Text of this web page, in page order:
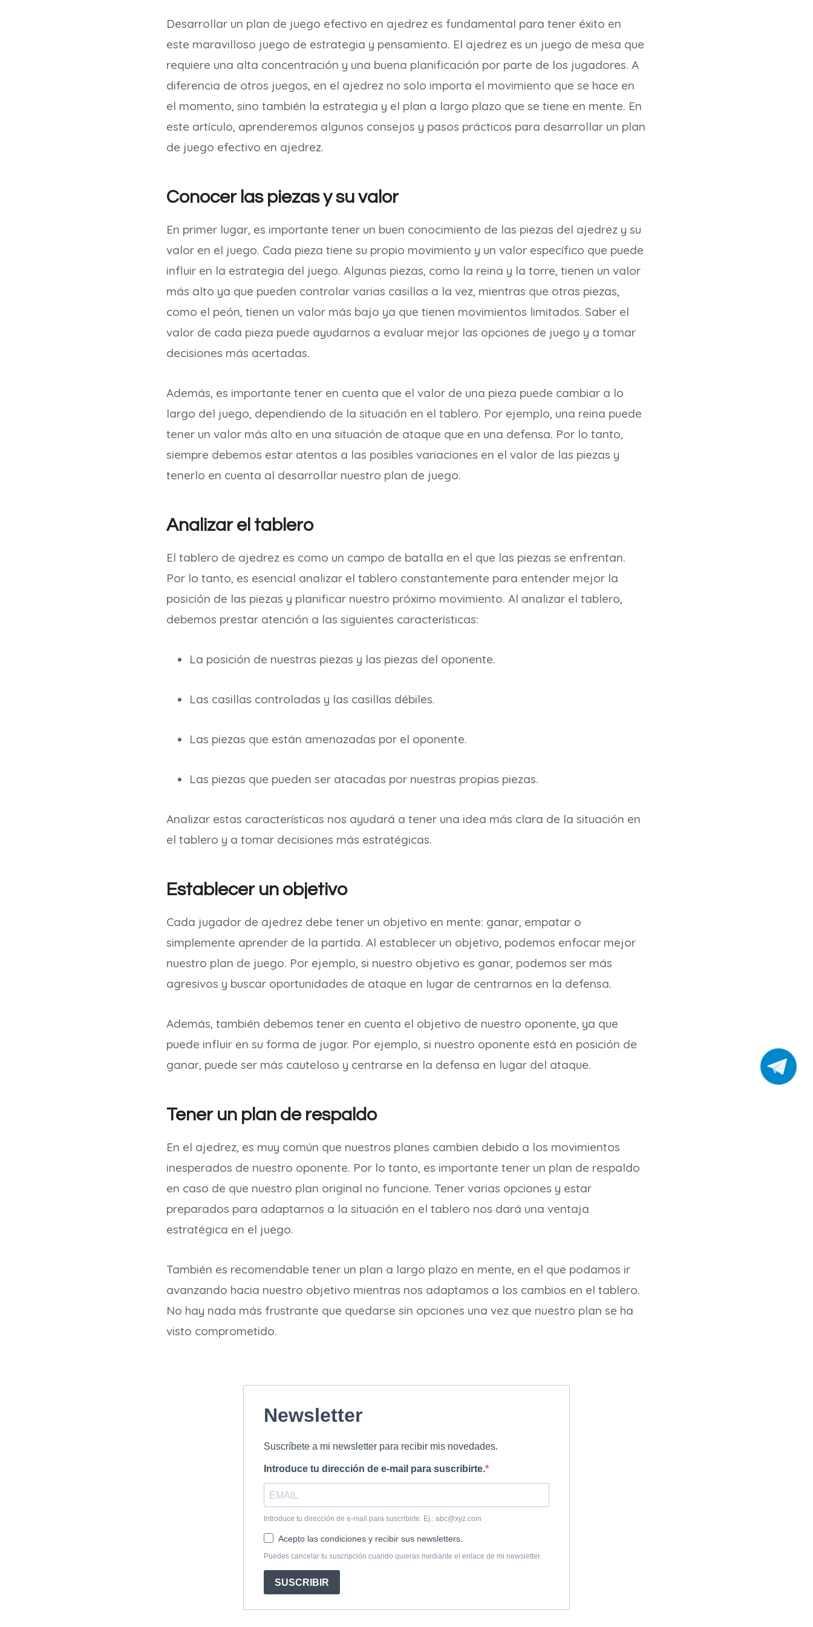
Desarrollar un plan de juego efectivo en ajedrez es fundamental para tener éxito en
este maravilloso juego de estrategia y pensamiento. El ajedrez es un juego de mesa que
requiere una alta concentración y una buena planificación por parte de los jugadores. A
diferencia de otros juegos, en el ajedrez no solo importa el movimiento que se hace en
el momento, sino también la estrategia y el plan a largo plazo que se tiene en mente. En
este artículo, aprenderemos algunos consejos y pasos prácticos para desarrollar un plan
de juego efectivo en ajedrez.
Conocer las piezas y su valor
En primer lugar, es importante tener un buen conocimiento de las piezas del ajedrez y su
valor en el juego. Cada pieza tiene su propio movimiento y un valor específico que puede
influir en la estrategia del juego. Algunas piezas, como la reina y la torre, tienen un valor
más alto ya que pueden controlar varias casillas a la vez, mientras que otras piezas,
como el peón, tienen un valor más bajo ya que tienen movimientos limitados. Saber el
valor de cada pieza puede ayudarnos a evaluar mejor las opciones de juego y a tomar
decisiones más acertadas.
Además, es importante tener en cuenta que el valor de una pieza puede cambiar a lo
largo del juego, dependiendo de la situación en el tablero. Por ejemplo, una reina puede
tener un valor más alto en una situación de ataque que en una defensa. Por lo tanto,
siempre debemos estar atentos a las posibles variaciones en el valor de las piezas y
tenerlo en cuenta al desarrollar nuestro plan de juego.
Analizar el tablero
El tablero de ajedrez es como un campo de batalla en el que las piezas se enfrentan.
Por lo tanto, es esencial analizar el tablero constantemente para entender mejor la
posición de las piezas y planificar nuestro próximo movimiento. Al analizar el tablero,
debemos prestar atención a las siguientes características:
La posición de nuestras piezas y las piezas del oponente.
Las casillas controladas y las casillas débiles.
Las piezas que están amenazadas por el oponente.
Las piezas que pueden ser atacadas por nuestras propias piezas.
Analizar estas características nos ayudará a tener una idea más clara de la situación en
el tablero y a tomar decisiones más estratégicas.
Establecer un objetivo
Cada jugador de ajedrez debe tener un objetivo en mente: ganar, empatar o
simplemente aprender de la partida. Al establecer un objetivo, podemos enfocar mejor
nuestro plan de juego. Por ejemplo, si nuestro objetivo es ganar, podemos ser más
agresivos y buscar oportunidades de ataque en lugar de centrarnos en la defensa.
Además, también debemos tener en cuenta el objetivo de nuestro oponente, ya que
puede influir en su forma de jugar. Por ejemplo, si nuestro oponente está en posición de
ganar, puede ser más cauteloso y centrarse en la defensa en lugar del ataque.
Tener un plan de respaldo
En el ajedrez, es muy común que nuestros planes cambien debido a los movimientos
inesperados de nuestro oponente. Por lo tanto, es importante tener un plan de respaldo
en caso de que nuestro plan original no funcione. Tener varias opciones y estar
preparados para adaptarnos a la situación en el tablero nos dará una ventaja
estratégica en el juego.
También es recomendable tener un plan a largo plazo en mente, en el que podamos ir
avanzando hacia nuestro objetivo mientras nos adaptamos a los cambios en el tablero.
No hay nada más frustrante que quedarse sin opciones una vez que nuestro plan se ha
visto comprometido.